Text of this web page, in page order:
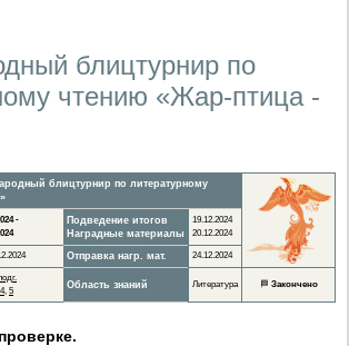
блицтурнир по
чтению «Жар-птица -
блицтурнир по литературному
-
Подведение итогов
Наградные материалы
19.12.2024
20.12.2024
Отправка нагр. мат. 24.12.2024
4, 5
Область знаний Литература 🏁 Закончено